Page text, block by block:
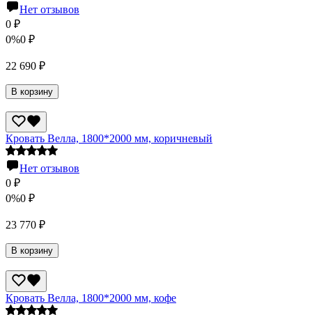
Нет отзывов
0 ₽
0%0 ₽
22 690 ₽
В корзину
Кровать Велла, 1800*2000 мм, коричневый
Нет отзывов
0 ₽
0%0 ₽
23 770 ₽
В корзину
Кровать Велла, 1800*2000 мм, кофе